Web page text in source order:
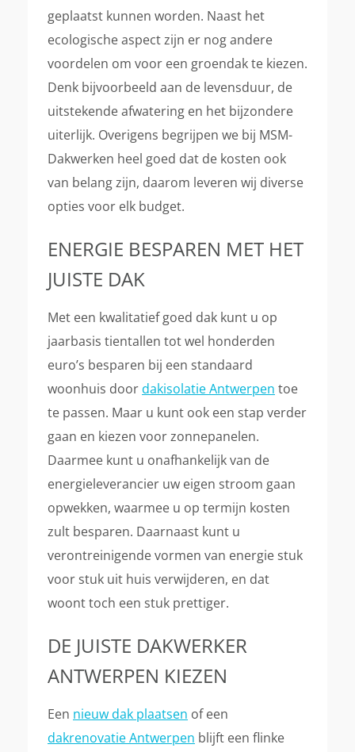
geplaatst kunnen worden. Naast het
ecologische aspect zijn er nog andere
voordelen om voor een groendak te kiezen.
Denk bijvoorbeeld aan de levensduur, de
uitstekende afwatering en het bijzondere
uiterlijk. Overigens begrijpen we bij MSM-
Dakwerken heel goed dat de kosten ook
van belang zijn, daarom leveren wij diverse
opties voor elk budget.
ENERGIE BESPAREN MET HET
JUISTE DAK
Met een kwalitatief goed dak kunt u op
jaarbasis tientallen tot wel honderden
euro’s besparen bij een standaard
woonhuis doordakisolatie Antwerpen toe
te passen. Maar u kunt ook een stap verder
gaan en kiezen voor zonnepanelen.
Daarmee kunt u onafhankelijk van de
energieleverancier uw eigen stroom gaan
opwekken, waarmee u op termijn kosten
zult besparen. Daarnaast kunt u
verontreinigende vormen van energie stuk
voor stuk uit huis verwijderen, en dat
woont toch een stuk prettiger.
DE JUISTE DAKWERKER
ANTWERPEN KIEZEN
Een nieuw dak plaatsen of een
dakrenovatie Antwerpen blijft een flinke